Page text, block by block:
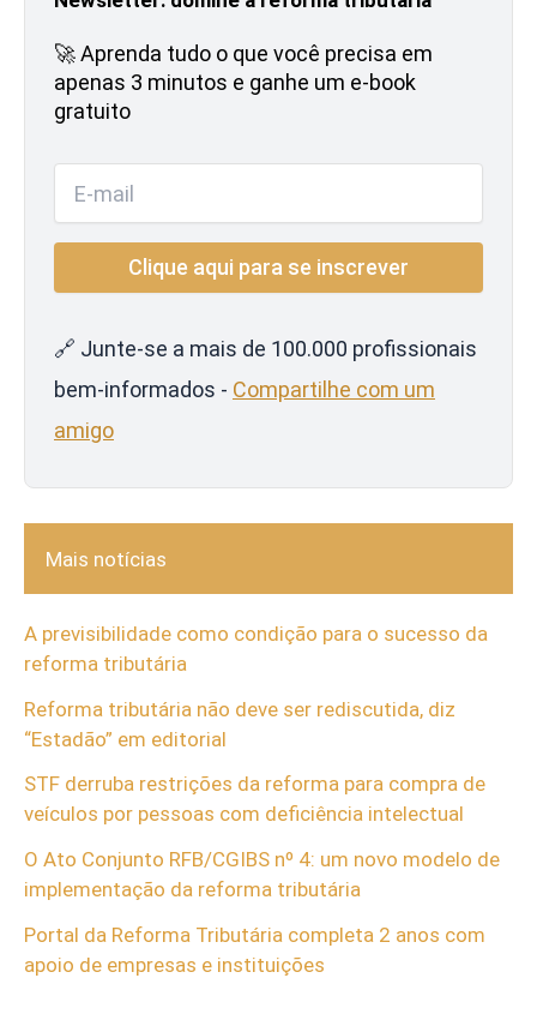
🚀 Aprenda tudo o que você precisa em
apenas 3 minutos e ganhe um e-book
gratuito
🔗 Junte-se a mais de 100.000 profissionais
bem-informados - Compartilhe com um
amigo
Mais notícias
A previsibilidade como condição para o sucesso da
reforma tributária
Reforma tributária não deve ser rediscutida, diz
“Estadão” em editorial
STF derruba restrições da reforma para compra de
veículos por pessoas com deficiência intelectual
O Ato Conjunto RFB/CGIBS nº 4: um novo modelo de
implementação da reforma tributária
Portal da Reforma Tributária completa 2 anos com
apoio de empresas e instituições